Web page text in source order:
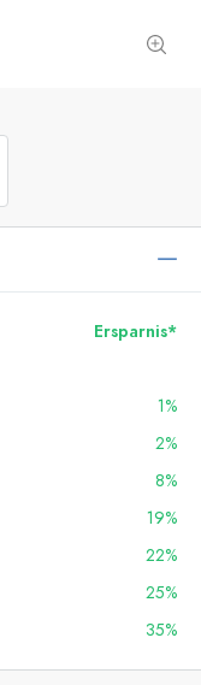
Ersparnis*
1%
2%
8%
19%
22%
25%
35%